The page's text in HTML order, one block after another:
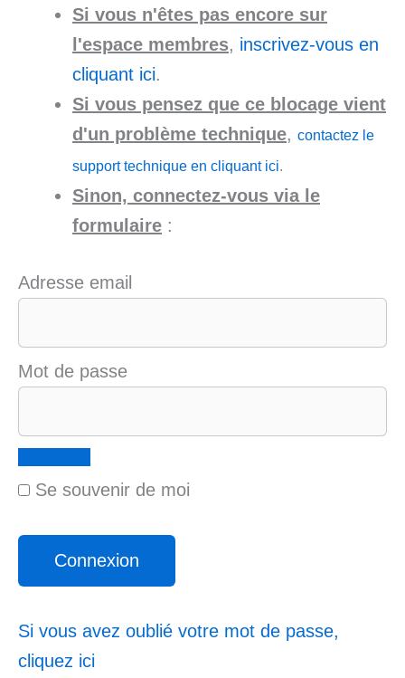
Si vous n'êtes pas encore sur
l'espace membres, inscrivez-vous en
cliquant ici.
Si vous pensez que ce blocage vient
d'un problème technique, contactez le
support technique en cliquant ici.
Sinon, connectez-vous via le
formulaire :
Adresse email
Mot de passe
Se souvenir de moi
Si vous avez oublié votre mot de passe,
cliquez ici